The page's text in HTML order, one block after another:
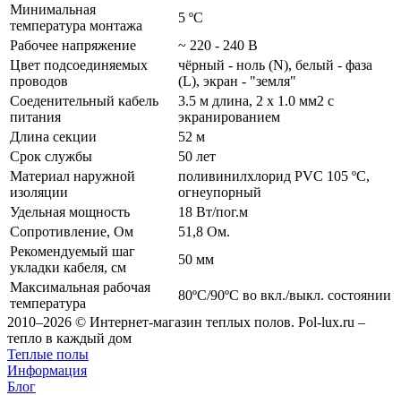
Минимальная
температура монтажа
5 ºС
Рабочее напряжение
~ 220 - 240 В
Цвет подсоединяемых
проводов
чёрный - ноль (N), белый - фаза
(L), экран - "земля"
Соеденительный кабель
питания
3.5 м длина, 2 x 1.0 мм2 с
экранированием
Длина секции
52 м
Срок службы
50 лет
Материал наружной
изоляции
поливинилхлорид PVC 105 ºС,
огнеупорный
Удельная мощность
18 Вт/пог.м
Сопротивление, Ом
51,8 Ом.
Рекомендуемый шаг
укладки кабеля, см
50 мм
Максимальная рабочая
температура
80ºС/90ºС во вкл./выкл. состоянии
2010–2026 © Интернет-магазин теплых полов. Pol-lux.ru –
тепло в каждый дом
Теплые полы
Информация
Блог